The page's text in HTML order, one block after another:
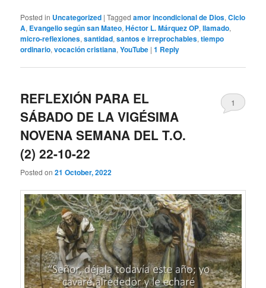
Posted in Uncategorized |Tagged amor incondicional de Dios,Ciclo
A, Evangelio según san Mateo,Héctor L. Márquez OP,llamado,
micro-reflexiones,santidad,santos e irreprochables,tiempo
ordinario,vocación cristiana,YouTube |1 Reply
REFLEXIÓN PARA EL
SÁBADO DE LA VIGÉSIMA
NOVENA SEMANA DEL T.O.
(2) 22-10-22
Posted on21 October, 2022
1